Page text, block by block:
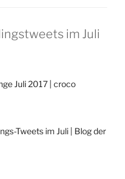
im Juli
Juli 2017 | croco
Tweets im Juli | Blog der